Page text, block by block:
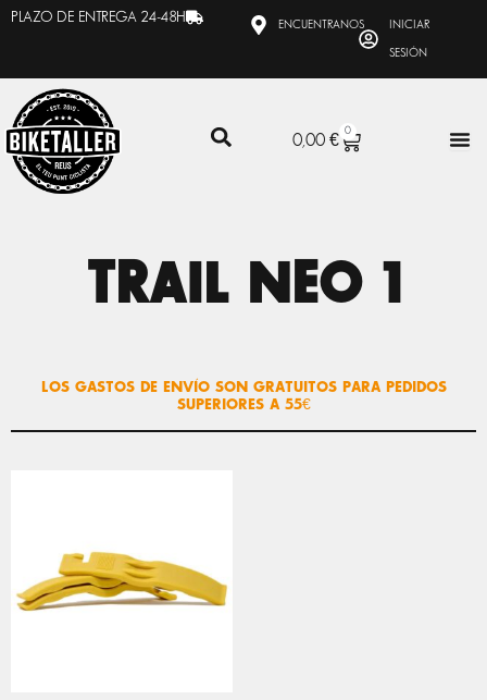
PLAZO DE ENTREGA 24-48H
ENCUENTRANOS INICIAR
SESIÓN
0,00€
0
CARRITO
TRAIL NEO 1
LOS GASTOS DE ENVÍO SON GRATUITOS PARA PEDIDOS
SUPERIORES A 55€